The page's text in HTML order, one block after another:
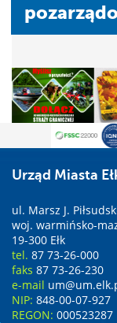
Urząd Miasta
ul. Marsz J.
woj. warmińsko-
19-300 Ełk
tel. 87 73-26-000
faks 87 73-26-230
e-mail
NIP: 848-00-07-927
REGON: 000523287